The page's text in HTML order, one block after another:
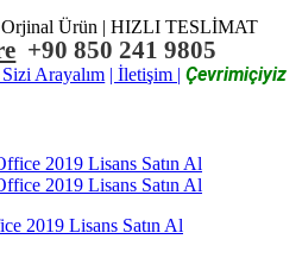
- Orjinal Ürün | HIZLI TESLİMAT
+90 850 241 9805
Arayalım | İletişim | Çevrimiçiyiz
2019 Lisans Satın Al